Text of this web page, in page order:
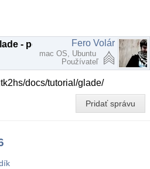
Fero Volár
mac OS, Ubuntu
Používateľ
docs/tutorial/glade/
Pridať správu